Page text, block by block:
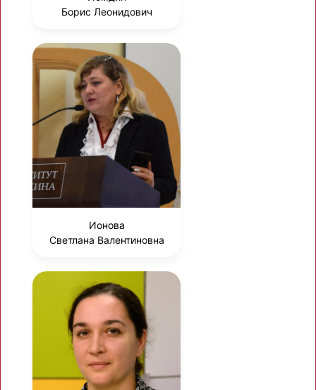
Борис Леонидович
Ионова
Светлана Валентиновна